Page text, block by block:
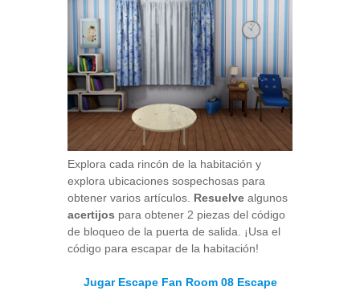
Explora cada rincón de la habitación y
explora ubicaciones sospechosas para
obtener varios artículos. Resuelve algunos
acertijos para obtener 2 piezas del código
de bloqueo de la puerta de salida. ¡Usa el
código para escapar de la habitación!
Jugar Escape Fan Room 08 Escape